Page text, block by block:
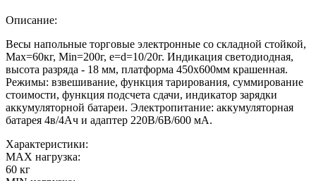
Описание:
Весы напольные торговые электронные со складной стойкой,
Max=60кг, Min=200г, e=d=10/20г. Индикация светодиодная,
высота разряда - 18 мм, платформа 450х600мм крашенная.
Режимы: взвешивание, функция тарирования, суммирование
стоимости, функция подсчета сдачи, индикатор зарядки
аккумуляторной батареи. Электропитание: аккумуляторная
батарея 4в/4Ач и адаптер 220В/6В/600 мА.
Характеристики:
MAX нагрузка:
60 кг